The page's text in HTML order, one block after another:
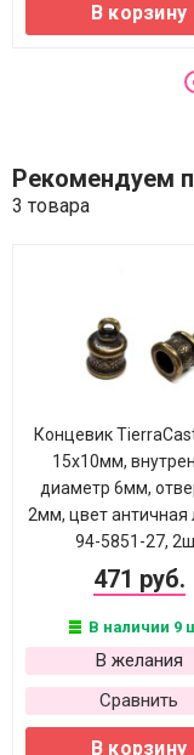
В корзину
Рекомендуем
3 товара
Концевик
15х10мм,
диаметр 6мм,
2мм, цвет античная
94-5851-27,
471 руб.
В наличии 9
В желания
Сравнить
В корзину